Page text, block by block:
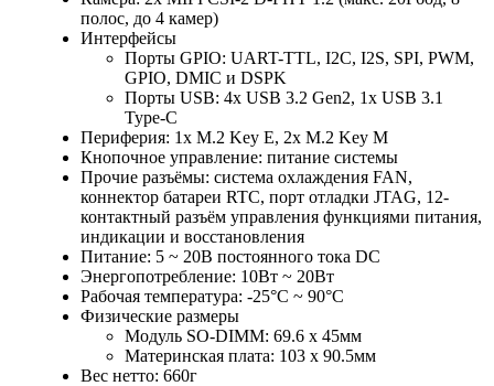
полос, до 4 камер)
Интерфейсы
Порты GPIO: UART-TTL, I2C, I2S, SPI, PWM,
GPIO, DMIC и DSPK
Порты USB: 4x USB 3.2 Gen2, 1x USB 3.1
Type-C
Периферия: 1х M.2 Key E, 2х M.2 Key M
Кнопочное управление: питание системы
Прочие разъёмы: система охлаждения FAN,
коннектор батареи RTC, порт отладки JTAG, 12-
контактный разъём управления функциями питания,
индикации и восстановления
Питание: 5 ~ 20В постоянного тока DC
Энергопотребление: 10Вт ~ 20Вт
Рабочая температура: -25°С ~ 90°C
Физические размеры
Модуль SO-DIMM: 69.6 x 45мм
Материнская плата: 103 x 90.5мм
Вес нетто: 660г